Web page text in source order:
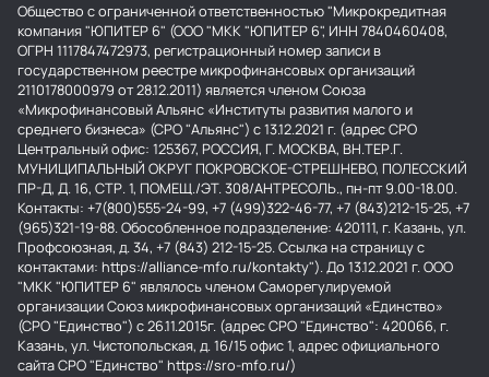
Общество с ограниченной ответственностью "Микрокредитная
компания "ЮПИТЕР 6" (ООО "МКК "ЮПИТЕР 6", ИНН 7840460408,
ОГРН 1117847472973, регистрационный номер записи в
государственном реестре микрофинансовых организаций
2110178000979 от 28.12.2011) является членом Союза
«Микрофинансовый Альянс «Институты развития малого и
среднего бизнеса» (СРО "Альянс") с 13.12.2021 г. (адрес СРО
Центральный офис: 125367, РОССИЯ, Г. МОСКВА, ВН.ТЕР.Г.
МУНИЦИПАЛЬНЫЙ ОКРУГ ПОКРОВСКОЕ-СТРЕШНЕВО, ПОЛЕССКИЙ
ПР-Д, Д. 16, СТР. 1, ПОМЕЩ./ЭТ. 308/АНТРЕСОЛЬ., пн-пт 9.00-18.00.
Контакты: +7(800)555-24-99, +7 (499)322-46-77, +7 (843)212-15-25, +7
(965)321-19-88. Обособленное подразделение: 420111, г. Казань, ул.
Профсоюзная, д. 34, +7 (843) 212-15-25. Ссылка на страницу с
контактами: https://alliance-mfo.ru/kontakty"). До 13.12.2021 г. ООО
"МКК "ЮПИТЕР 6" являлось членом Саморегулируемой
организации Союз микрофинансовых организаций «Единство»
(СРО "Единство") с 26.11.2015г. (адрес СРО "Единство": 420066, г.
Казань, ул. Чистопольская, д. 16/15 офис 1, адрес официального
сайта СРО "Единство" https://sro-mfo.ru/)